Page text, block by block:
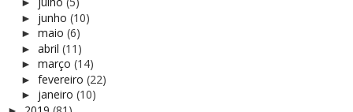
►
► junho (10)
► maio (6)
► abril (11)
► março (14)
► fevereiro (22)
► janeiro (10)